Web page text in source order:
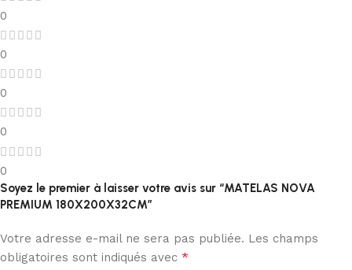
0
0
0
0
0
Soyez le premier à laisser votre avis sur “MATELAS NOVA
PREMIUM 180X200X32CM”
Votre adresse e-mail ne sera pas publiée. Les champs
obligatoires sont indiqués avec *